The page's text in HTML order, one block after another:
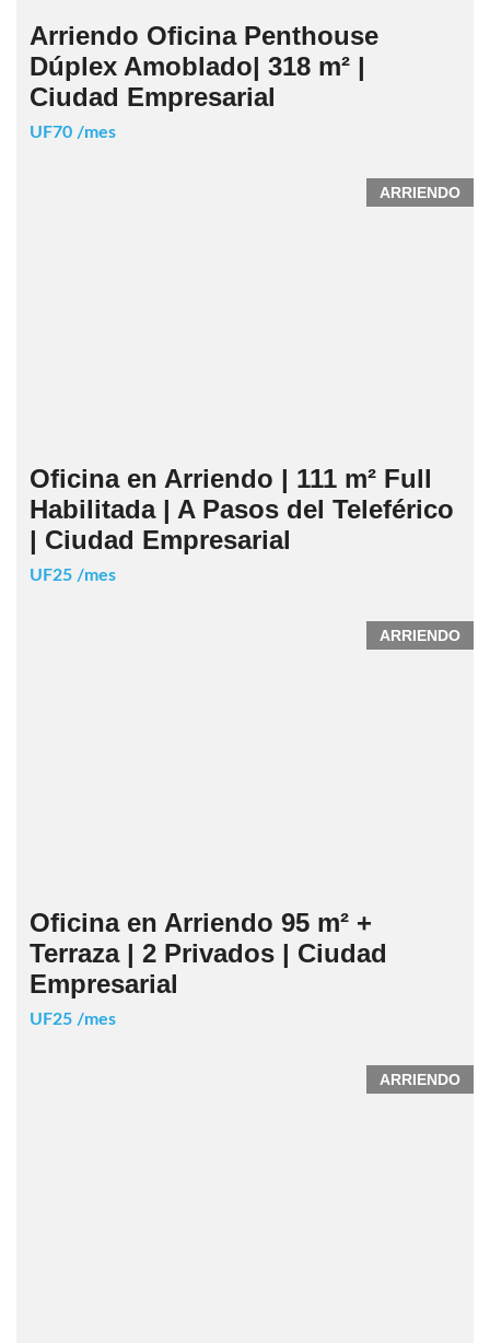
Arriendo Oficina Penthouse
Dúplex Amoblado| 318 m² |
Ciudad Empresarial
UF70 /mes
ARRIENDO
Oficina en Arriendo | 111 m² Full
Habilitada | A Pasos del Teleférico
| Ciudad Empresarial
UF25 /mes
ARRIENDO
Oficina en Arriendo 95 m² +
Terraza | 2 Privados | Ciudad
Empresarial
UF25 /mes
ARRIENDO